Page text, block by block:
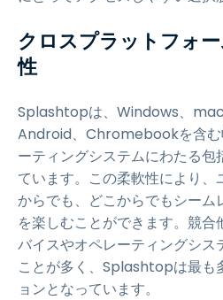
クロスプラットフォ
性
Splashtopは、Windows、
Android、Chromebookを含む
ーティングシステムにわたる包
ています。この柔軟性により、
からでも、どこからでもシーム
を楽しむことができます。競
バイスやオペレーティングシス
ことが多く、Splashtopは最も
ョンとなっています。